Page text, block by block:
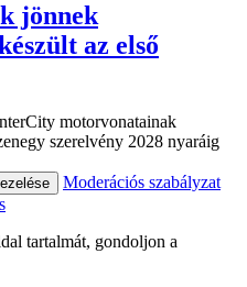
jönnek
az első
motorvonatainak
szerelvény 2028 nyaráig
Moderációs szabályzat
tartalmát, gondoljon a